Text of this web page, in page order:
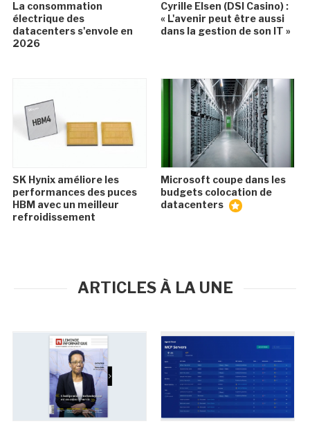
La consommation
électrique des
datacenters s'envole en
2026
Cyrille Elsen (DSI Casino) :
« L'avenir peut être aussi
dans la gestion de son IT »
SK Hynix améliore les
performances des puces
HBM avec un meilleur
refroidissement
Microsoft coupe dans les
budgets colocation de
datacenters
ARTICLES À LA UNE